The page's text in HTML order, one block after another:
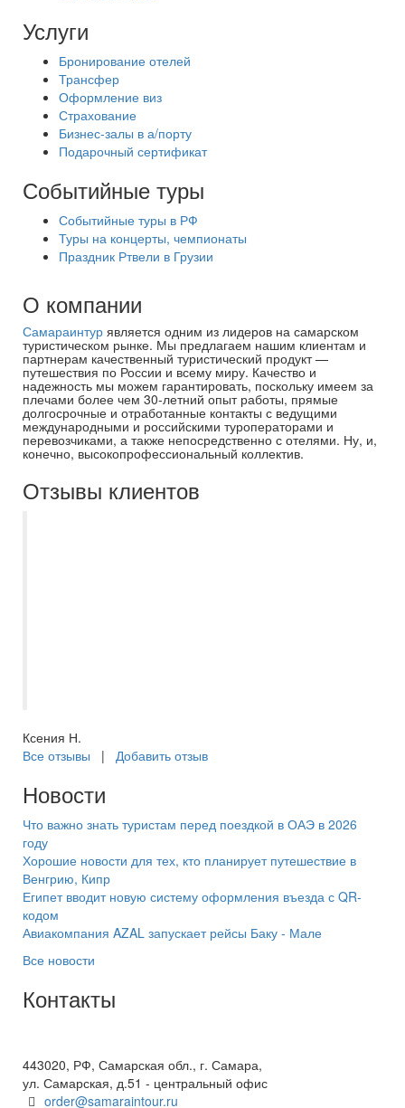
Услуги
Бронирование отелей
Трансфер
Оформление виз
Страхование
Бизнес-залы в а/порту
Подарочный сертификат
Событийные туры
Событийные туры в РФ
Туры на концерты, чемпионаты
Праздник Ртвели в Грузии
О компании
Самараинтур является одним из лидеров на самарском
туристическом рынке. Мы предлагаем нашим клиентам и
партнерам качественный туристический продукт —
путешествия по России и всему миру. Качество и
надежность мы можем гарантировать, поскольку имеем за
плечами более чем 30-летний опыт работы, прямые
долгосрочные и отработанные контакты с ведущими
международными и российскими туроператорами и
перевозчиками, а также непосредственно с отелями. Ну, и,
конечно, высокопрофессиональный коллектив.
Отзывы клиентов
Ксения Н.
Все отзывы | Добавить отзыв
Новости
Что важно знать туристам перед поездкой в ОАЭ в 2026
году
Хорошие новости для тех, кто планирует путешествие в
Венгрию, Кипр
Египет вводит новую систему оформления въезда с QR-
кодом
Авиакомпания AZAL запускает рейсы Баку - Мале
Все новости
Контакты
443020, РФ, Самарская обл., г. Самара,
ул. Самарская, д.51 - центральный офис
order@samaraintour.ru